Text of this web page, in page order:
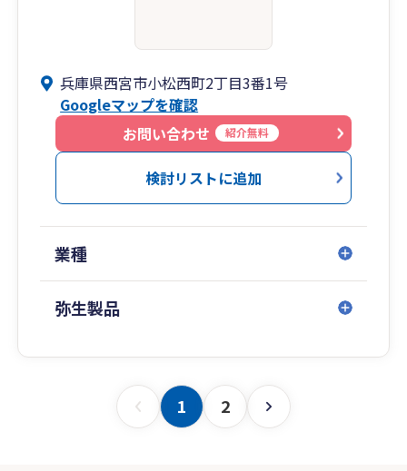
兵庫県西宮市小松西町2丁目3番1号
Googleマップを確認
お問い合わせ
紹介無料
検討リストに追加
業種
弥生製品
1 2